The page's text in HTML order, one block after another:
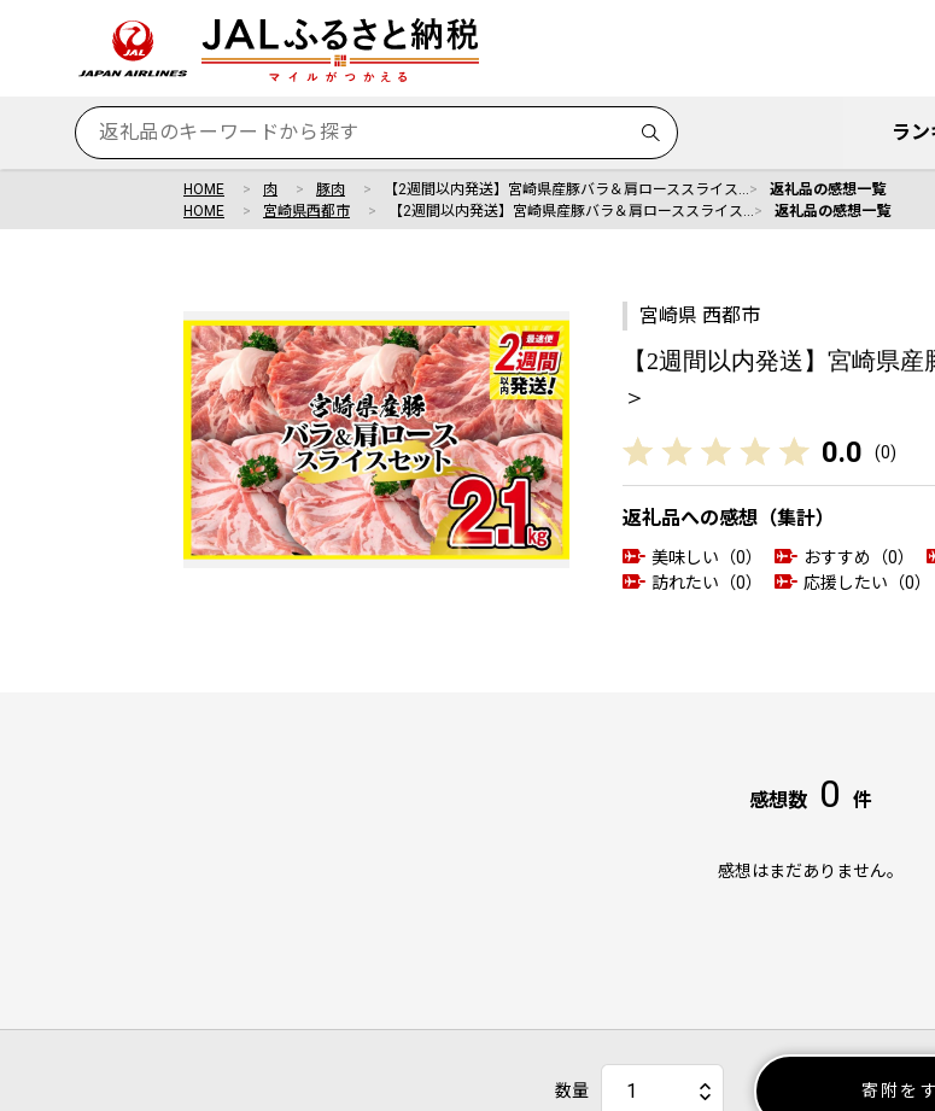
ラ
HOME 肉 豚肉 【2週間以内発送】宮崎県産豚バラ＆肩ローススライス…
返礼品の感想一覧
HOME
宮崎県西都市 【2週間以内発送】宮崎県産豚バラ＆肩ローススライス… 返礼品の感想一覧
宮崎県 西都市
【2週間以内発送】宮崎県
＞
0.0 (0)
返礼品への感想（集計）
美味しい（0） おすすめ（0）
訪れたい（0）
応援したい（0）
感想数 0 件
感想はまだありません。
数量 寄附を